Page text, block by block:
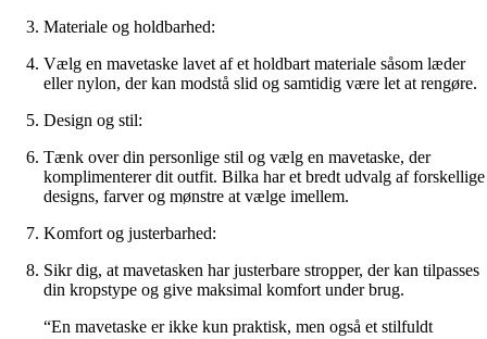
Materiale og holdbarhed:
Vælg en mavetaske lavet af et holdbart materiale såsom læder
eller nylon, der kan modstå slid og samtidig være let at rengøre.
Design og stil:
Tænk over din personlige stil og vælg en mavetaske, der
komplimenterer dit outfit. Bilka har et bredt udvalg af forskellige
designs, farver og mønstre at vælge imellem.
Komfort og justerbarhed:
Sikr dig, at mavetasken har justerbare stropper, der kan tilpasses
din kropstype og give maksimal komfort under brug.
“En mavetaske er ikke kun praktisk, men også et stilfuldt